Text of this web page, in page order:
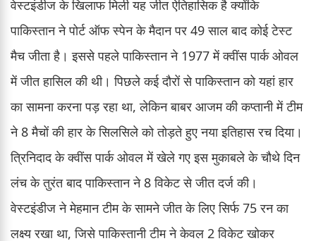
वेस्टइंडीज के खिलाफ मिली यह जीत ऐतिहासिक है क्योंकि
पाकिस्तान ने पोर्ट ऑफ स्पेन के मैदान पर 49 साल बाद कोई टेस्ट
मैच जीता है। इससे पहले पाकिस्तान ने 1977 में क्वींस पार्क ओवल
में जीत हासिल की थी। पिछले कई दौरों से पाकिस्तान को यहां हार
का सामना करना पड़ रहा था, लेकिन बाबर आजम की कप्तानी में टीम
ने 8 मैचों की हार के सिलसिले को तोड़ते हुए नया इतिहास रच दिया।
त्रिनिदाद के क्वींस पार्क ओवल में खेले गए इस मुकाबले के चौथे दिन
लंच के तुरंत बाद पाकिस्तान ने 8 विकेट से जीत दर्ज की।
वेस्टइंडीज ने मेहमान टीम के सामने जीत के लिए सिर्फ 75 रन का
लक्ष्य रखा था, जिसे पाकिस्तानी टीम ने केवल 2 विकेट खोकर